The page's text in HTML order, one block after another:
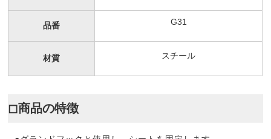
品番 G31
材質 スチール
◻︎商品の特徴